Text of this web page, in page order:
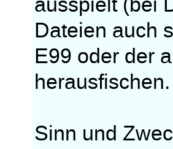
Dateien auch
E99 oder der
herausfischen.
Sinn und